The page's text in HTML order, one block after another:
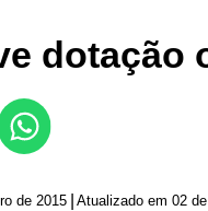
dotação
de 2015 Atualizado em 02